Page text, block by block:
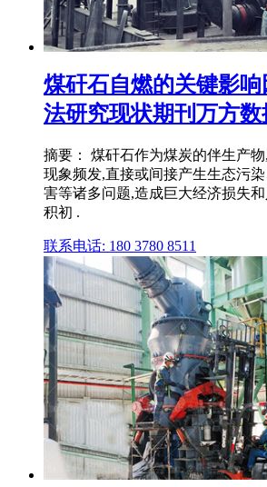
煤矸石自燃的关键影
法研究现状期刊万方数
摘要： 煤矸石作为煤炭的伴生产
现象频发,直接或间接产生生态污
害等诸多问题,造成巨大经济损失
积初 .
联系电话: 180 3780 8511